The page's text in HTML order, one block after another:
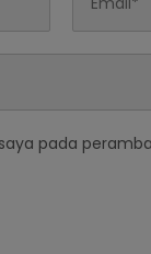
pada